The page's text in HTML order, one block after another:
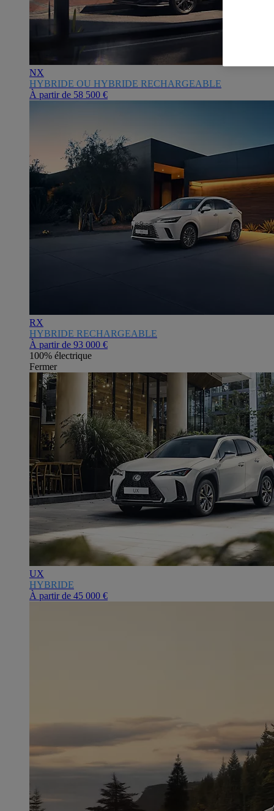
NX
HYBRIDE OU HYBRIDE RECHARGEABLE
À partir de 58 500 €
RX
HYBRIDE RECHARGEABLE
À partir de 93 000 €
100% électrique
Fermer
UX
HYBRIDE
À partir de 45 000 €